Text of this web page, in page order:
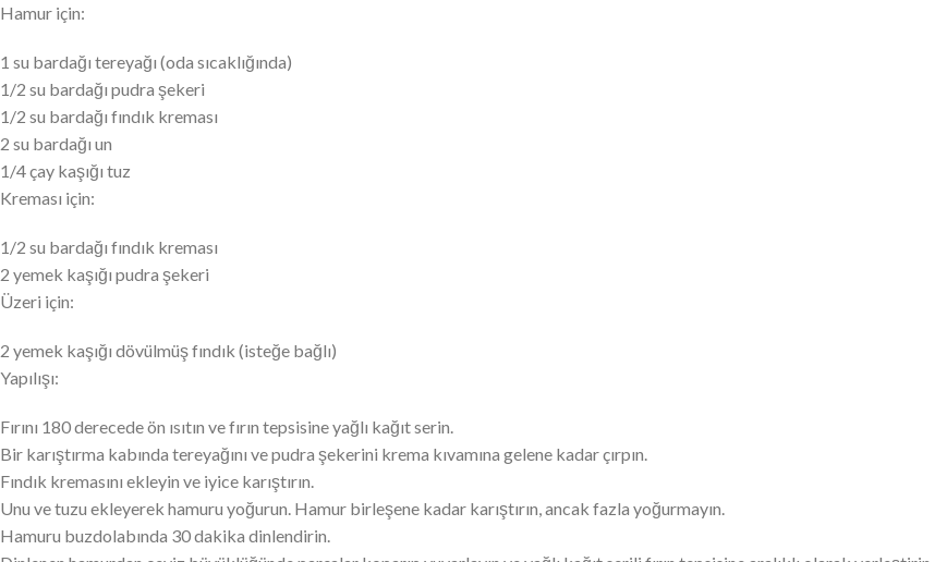
Hamur için:
1 su bardağı tereyağı (oda sıcaklığında)
1/2 su bardağı pudra şekeri
1/2 su bardağı fındık kreması
2 su bardağı un
1/4 çay kaşığı tuz
Kreması için:
1/2 su bardağı fındık kreması
2 yemek kaşığı pudra şekeri
Üzeri için:
2 yemek kaşığı dövülmüş fındık (isteğe bağlı)
Yapılışı:
Fırını 180 derecede ön ısıtın ve fırın tepsisine yağlı kağıt serin.
Bir karıştırma kabında tereyağını ve pudra şekerini krema kıvamına gelene kadar çırpın.
Fındık kremasını ekleyin ve iyice karıştırın.
Unu ve tuzu ekleyerek hamuru yoğurun. Hamur birleşene kadar karıştırın, ancak fazla yoğurmayın.
Hamuru buzdolabında 30 dakika dinlendirin.